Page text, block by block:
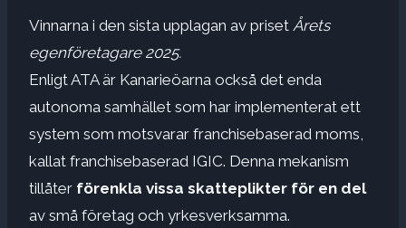
Vinnarna i den sista upplagan av priset Årets
egenföretagare 2025.
Enligt ATA är Kanarieöarna också det enda
autonoma samhället som har implementerat ett
system som motsvarar franchisebaserad moms,
kallat franchisebaserad IGIC. Denna mekanism
tillåter förenkla vissa skatteplikter för en del
av små företag och yrkesverksamma.